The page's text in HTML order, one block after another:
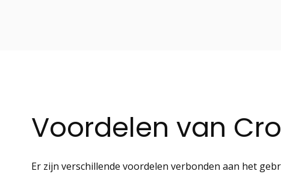
Voordelen van
Er zijn verschillende voordelen verbonden aan het